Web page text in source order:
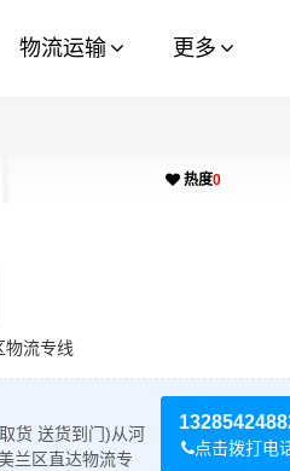
物流运输 更多
热度0
物流专线
点击拨打电
货 送货到门)从河
兰区直达物流专